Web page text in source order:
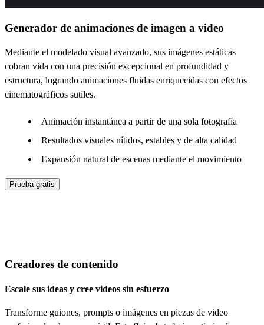
Generador de animaciones de imagen a video
Mediante el modelado visual avanzado, sus imágenes estáticas
cobran vida con una precisión excepcional en profundidad y
estructura, logrando animaciones fluidas enriquecidas con efectos
cinematográficos sutiles.
Animación instantánea a partir de una sola fotografía
Resultados visuales nítidos, estables y de alta calidad
Expansión natural de escenas mediante el movimiento
Prueba gratis
Creadores de contenido
Escale sus ideas y cree videos sin esfuerzo
Transforme guiones, prompts o imágenes en piezas de video